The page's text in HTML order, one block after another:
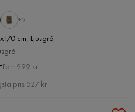
+2
cm, Ljusgrå
Pris
Original
Pris
Förr 999 kr
pris 527 kr